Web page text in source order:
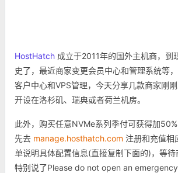
HostHatch 成立于2011年的国外主机商，到
史了，最近商家变更会员中心和管理系统等
客户中心和VPS管理，今天分享几款商家刚刚
开设在洛杉矶、瑞典或者荷兰机房。
此外，购买任意NVMe系列季付可获得加50%
先去 manage.hosthatch.com 注册和充值相
单说明具体配置信息(直接复制下面的)，等
特别说了Please do not open an